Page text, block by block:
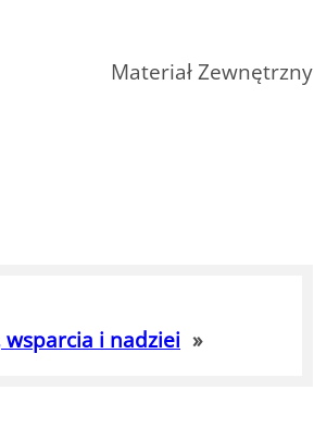
Materiał Zewnętrzny
i nadziei »